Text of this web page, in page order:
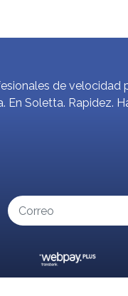
de velocidad
En Soletta. Rapidez.